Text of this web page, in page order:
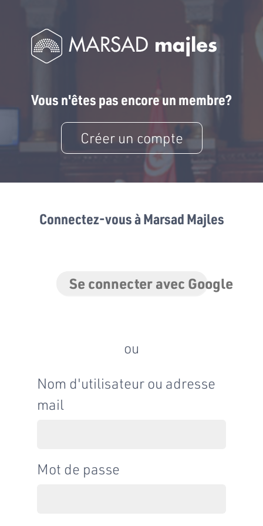
Vous n'êtes pas encore un membre?
Créer un compte
Connectez-vous à Marsad Majles
Se connecter avec Google
ou
Nom d'utilisateur ou adresse
mail
Mot de passe